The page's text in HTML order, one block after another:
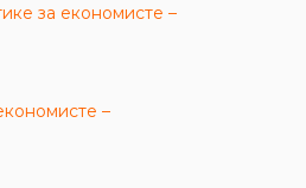
за економисте –
–